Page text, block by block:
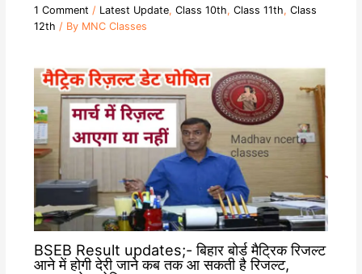
1 Comment / Latest Update, Class 10th, Class 11th, Class
12th / By MNC Classes
BSEB Result updates;- बिहार बोर्ड मैट्रिक रिजल्ट
आने में होगी देरी जाने कब तक आ सकती है रिजल्ट,